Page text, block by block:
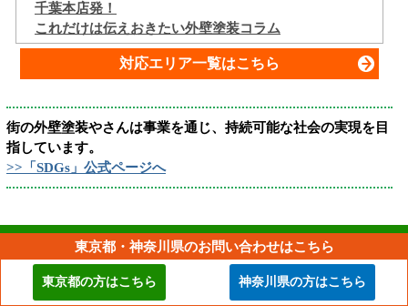
千葉本店発！
これだけは伝えおきたい外壁塗装コラム
対応エリア一覧はこちら
街の外壁塗装やさんは事業を通じ、持続可能な社会の実現を目
指しています。
>>「SDGs」公式ページへ
東京都・神奈川県のお問い合わせはこちら
東京都の方はこちら 神奈川県の方はこちら
街の外壁塗装やさん千葉本店
〒292-0804